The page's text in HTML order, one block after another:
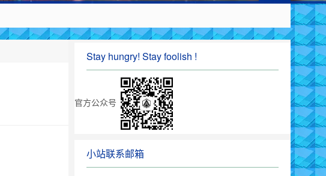
Stay hungry! Stay foolish !
官方公众号
小站联系邮箱